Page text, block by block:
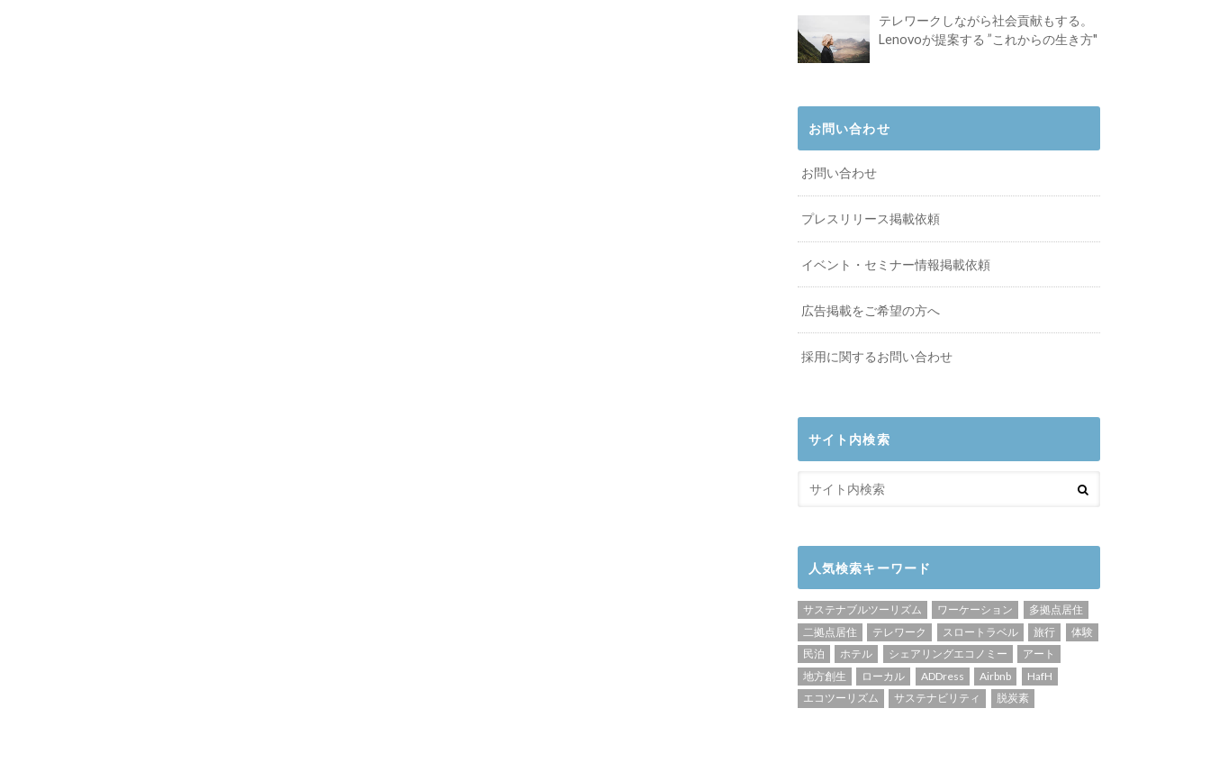
テレワークしながら社会貢献もする。
Lenovoが提案する ”これからの生き方"
お問い合わせ
お問い合わせ
プレスリリース掲載依頼
イベント・セミナー情報掲載依頼
広告掲載をご希望の方へ
採用に関するお問い合わせ
サイト内検索
人気検索キーワード
サステナブルツーリズム ワーケーション
多拠点居住
二拠点居住
テレワーク スロートラベル 旅行
体験
民泊
ホテル シェアリングエコノミー
アート
地方創生
ローカル ADDress Airbnb
HafH
エコツーリズム
サステナビリティ 脱炭素